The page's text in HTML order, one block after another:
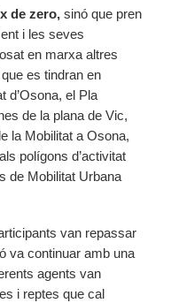
de zero, sinó que pren
i les seves
en marxa altres
es tindran en
d’Osona, el Pla
de la plana de Vic,
la Mobilitat a Osona,
polígons d’activitat
de Mobilitat Urbana
van repassar
va continuar amb una
agents van
i reptes que cal